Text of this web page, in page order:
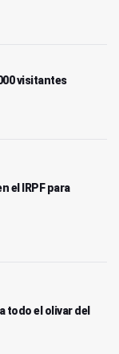
visitantes
el IRPF para
todo el olivar del